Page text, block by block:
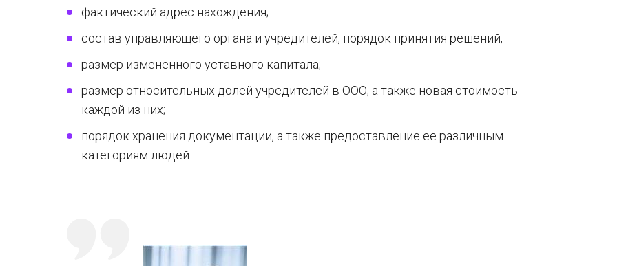
фактический адрес нахождения;
состав управляющего органа и учредителей, порядок принятия решений;
размер измененного уставного капитала;
размер относительных долей учредителей в ООО, а также новая стоимость
каждой из них;
порядок хранения документации, а также предоставление ее различным
категориям людей.